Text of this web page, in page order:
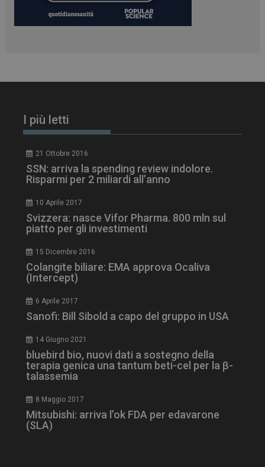
I più letti
21 Ottobre 2016
SSN: arriva la spending review indolore.
Risparmi per 2 miliardi all’anno
10 Aprile 2017
Svizzera: nasce Vifor Pharma. 800 mln sul
piatto per gli investimenti
15 Dicembre 2016
Colangite biliare: EMA approva Ocaliva
(Intercept)
6 Aprile 2017
Sanofi: Bill Sibold a capo del gruppo in USA
14 Giugno 2021
bluebird bio, nuovi dati a sostegno della
terapia genica una tantum beti-cel per la β-
talassemia
8 Maggio 2017
Mitsubishi: arriva l’ok FDA per edavarone
(SLA)